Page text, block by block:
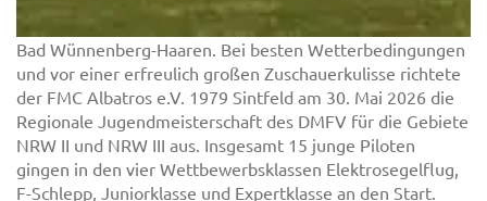
Bad Wünnenberg-Haaren. Bei besten Wetterbedingungen
und vor einer erfreulich großen Zuschauerkulisse richtete
der FMC Albatros e.V. 1979 Sintfeld am 30. Mai 2026 die
Regionale Jugendmeisterschaft des DMFV für die Gebiete
NRW II und NRW III aus. Insgesamt 15 junge Piloten
gingen in den vier Wettbewerbsklassen Elektrosegelflug,
F-Schlepp, Juniorklasse und Expertklasse an den Start.